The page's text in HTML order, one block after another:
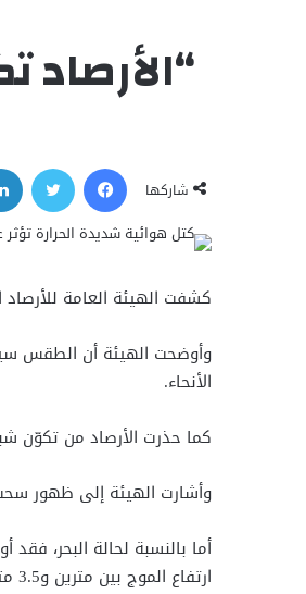
شاركها
كشفت الهيئة العامة للأرصاد
وأوضحت الهيئة أن الطقس
الأنحاء.
كما حذرت الأرصاد من تكوّن
وأشارت الهيئة إلى ظهور
ارتفاع الموج بين مترين و3.5 متر.